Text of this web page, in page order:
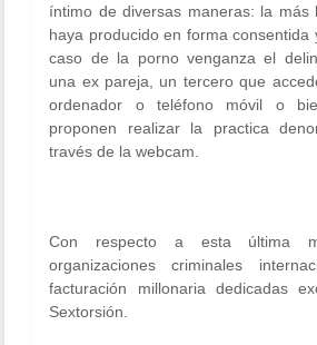
íntimo de diversas maneras: la más
haya producido en forma consentida
caso de la porno venganza el
una ex pareja, un tercero que
ordenador o teléfono móvil o
proponen realizar la practica
través de la webcam.
Con respecto a esta última
organizaciones criminales
facturación millonaria dedicadas
Sextorsión.